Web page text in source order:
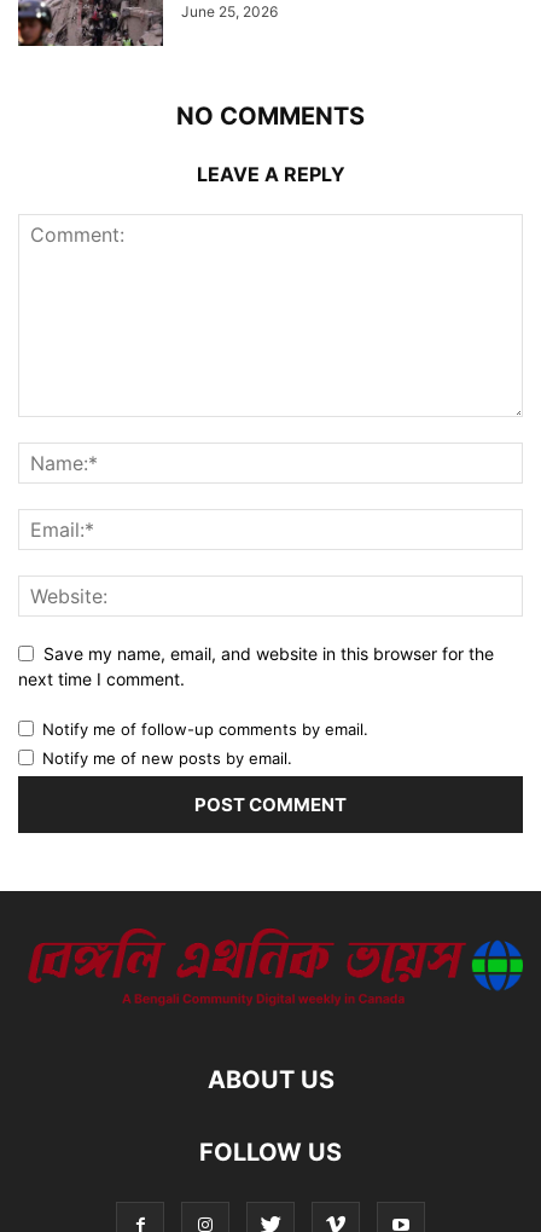
June 25, 2026
NO COMMENTS
LEAVE A REPLY
Save my name, email, and website in this browser for the
next time I comment.
Notify me of follow-up comments by email.
Notify me of new posts by email.
ABOUT US
FOLLOW US